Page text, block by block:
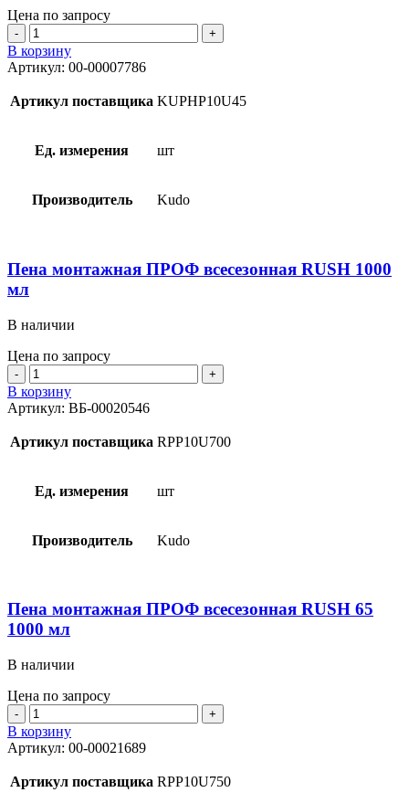
Цена по запросу
Количество
товара
Пена
монтажная
ПРОФ
всесезонная
HOME
45,
мл
В корзину
Артикул: 00-00007786
Артикул поставщика KUPHP10U45
Ед. измерения шт
Производитель Kudo
Пена монтажная ПРОФ всесезонная RUSH 1000
мл
В наличии
Цена по запросу
Количество
товара
Пена
монтажная
ПРОФ
всесезонная
1000
В корзину
Артикул: ВБ-00020546
Артикул поставщика RPР10U700
Ед. измерения шт
Производитель Kudo
Пена монтажная ПРОФ всесезонная RUSH 65
1000 мл
В наличии
Цена по запросу
Количество
товара
Пена
монтажная
ПРОФ
всесезонная
В корзину
Артикул: 00-00021689
Артикул поставщика RPР10U750